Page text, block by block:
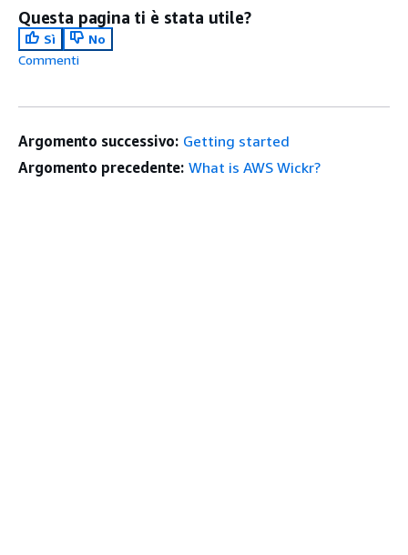
Questa pagina ti è stata utile?
Sì
No
Commenti
Argomento successivo: Getting started
Argomento precedente: What is AWS Wickr?